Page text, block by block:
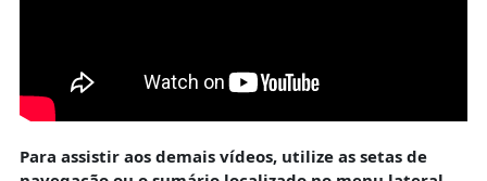
Para assistir aos demais vídeos, utilize as setas de